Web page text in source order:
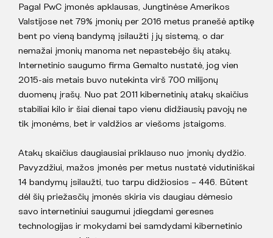
Pagal PwC įmonės apklausas, Jungtinėse Amerikos
Valstijose net 79% įmonių per 2016 metus pranešė aptikę
bent po vieną bandymą įsilaužti į jų sistemą, o dar
nemažai įmonių manoma net nepastebėjo šių atakų.
Internetinio saugumo firma Gemalto nustatė, jog vien
2015-ais metais buvo nutekinta virš 700 milijonų
duomenų įrašų. Nuo pat 2011 kibernetinių atakų skaičius
stabiliai kilo ir šiai dienai tapo vienu didžiausių pavojų ne
tik įmonėms, bet ir valdžios ar viešoms įstaigoms.
Atakų skaičius daugiausiai priklauso nuo įmonių dydžio.
Pavyzdžiui, mažos įmonės per metus nustatė vidutiniškai
14 bandymų įsilaužti, tuo tarpu didžiosios – 446. Būtent
dėl šių priežasčių įmonės skiria vis daugiau dėmesio
savo internetiniui saugumui įdiegdami geresnes
technologijas ir mokydami bei samdydami kibernetinio